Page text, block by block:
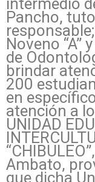
intermedio
Pancho,
Noveno “A”
de
brindar
200
en
atención a
UNIDAD
Ambato,
que dicha